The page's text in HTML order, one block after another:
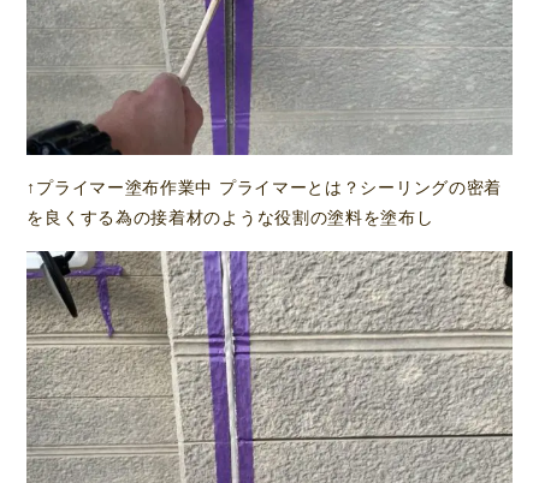
↑プライマー塗布作業中 プライマーとは？シーリングの密着
を良くする為の接着材のような役割の塗料を塗布し